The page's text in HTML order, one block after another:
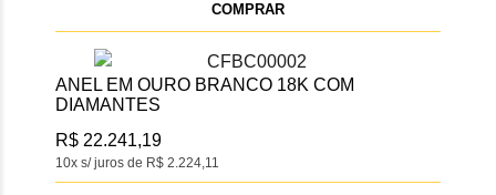
COMPRAR
ANEL EM OURO BRANCO 18K COM
DIAMANTES
10x s/ juros de R$ 2.224,11
R$ 22.241,19